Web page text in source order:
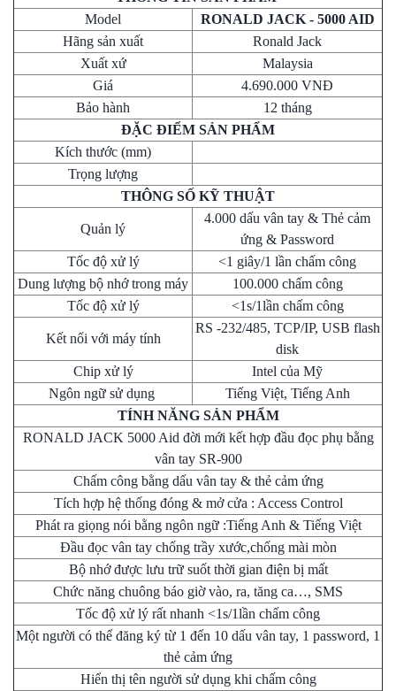
Model
RONALD JACK - 5000 AID
Hãng sản xuất
Ronald Jack
Xuất xứ
Malaysia
Giá
4.690.000 VNĐ
Bảo hành
12 tháng
ĐẶC ĐIỂM SẢN PHẨM
Kích thước (mm)
Trọng lượng
THÔNG SỐ KỸ THUẬT
Quản lý
4.000 dấu vân tay & Thẻ cảm
ứng & Password
Tốc độ xử lý
<1 giây/1 lần chấm công
Dung lượng bộ nhớ trong máy
100.000 chấm công
Tốc độ xử lý
<1s/1lần chấm công
Kết nối với máy tính
RS -232/485, TCP/IP, USB flash
disk
Chip xử lý
Intel của Mỹ
Ngôn ngữ sử dụng
Tiếng Việt, Tiếng Anh
TÍNH NĂNG SẢN PHẨM
RONALD JACK 5000 Aid đời mới kết hợp đầu đọc phụ bằng
vân tay SR-900
Chấm công bằng dấu vân tay & thẻ cảm ứng
Tích hợp hệ thống đóng & mở cửa : Access Control
Phát ra giọng nói bằng ngôn ngữ :Tiếng Anh & Tiếng Việt
Đầu đọc vân tay chống trầy xước,chống mài mòn
Bộ nhớ được lưu trữ suốt thời gian điện bị mất
Chức năng chuông báo giờ vào, ra, tăng ca…, SMS
Tốc độ xử lý rất nhanh <1s/1lần chấm công
Một người có thể đăng ký từ 1 đến 10 dấu vân tay, 1 password, 1
thẻ cảm ứng
Hiển thị tên người sử dụng khi chấm công